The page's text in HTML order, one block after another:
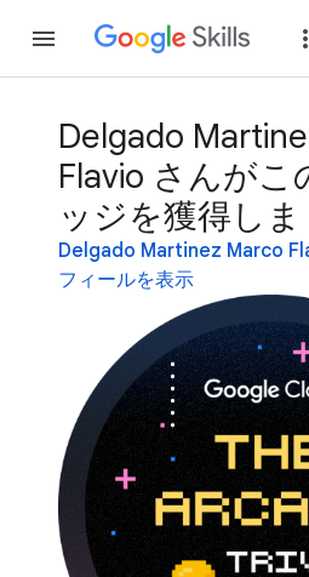
Delgado
Flavio さんが
ッジを獲得しま
Delgado Martinez Marco
フィールを表示